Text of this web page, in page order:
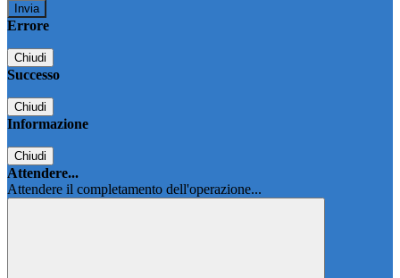
Errore
Chiudi
Successo
Chiudi
Informazione
Chiudi
Attendere...
Attendere il completamento dell'operazione...